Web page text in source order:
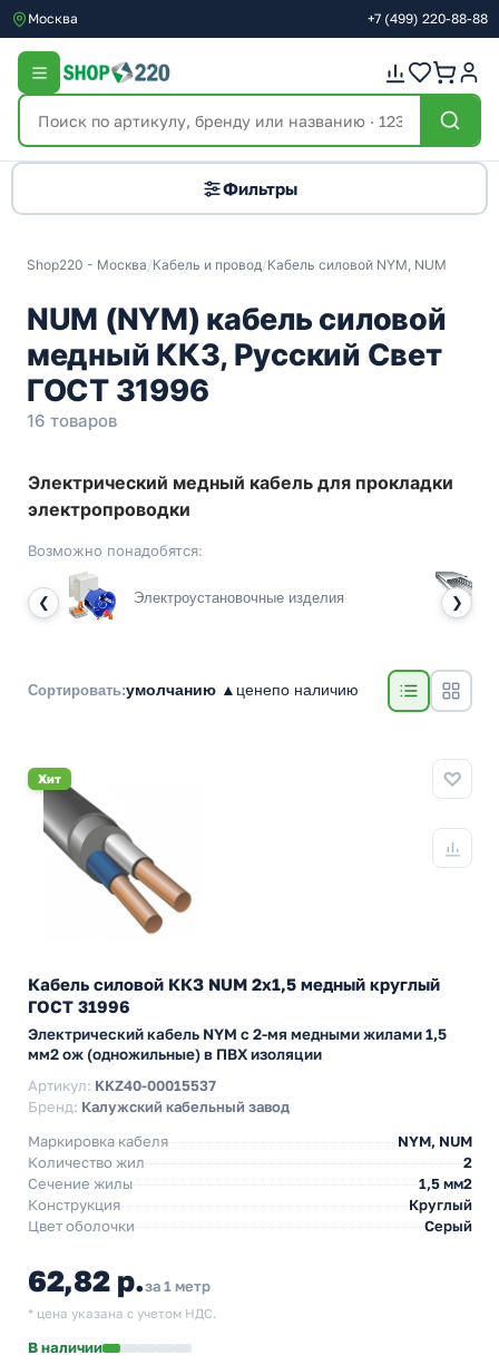
Москва +7 (499) 220-88-88
Фильтры
Shop220 - Москва/Кабель и провод/Кабель силовой NYM, NUM
NUM (NYM) кабель силовой
медный ККЗ, Русский Свет
ГОСТ 31996
16 товаров
Электрический медный кабель для прокладки
электропроводки
Возможно понадобятся:
❮ Электроустановочные изделия ❯
Сортировать:умолчанию ▲ ценепо наличию
Хит
Кабель силовой ККЗ NUM 2х1,5 медный круглый
ГОСТ 31996
Электрический кабель NYM с 2-мя медными жилами 1,5
мм2 ож (одножильные) в ПВХ изоляции
Артикул: KKZ40-00015537
Бренд: Калужский кабельный завод
Маркировка кабеля
NYM, NUM
Количество жил
2
Сечение жилы
1,5 мм2
Конструкция
Круглый
Цвет оболочки
Серый
62,82 р.за 1 метр
* цена указана с учетом НДС.
В наличии